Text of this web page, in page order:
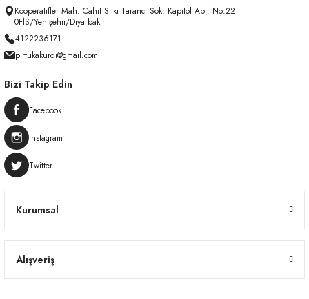
Kooperatifler Mah. Cahit Sıtkı Tarancı Sok. Kapitol Apt. No:22
0FİS/Yenişehir/Diyarbakır
4122236171
pirtukakurdi@gmail.com
Kurumsal
Alışveriş
Bizi Takip Edin
Facebook
Instagram
Twitter